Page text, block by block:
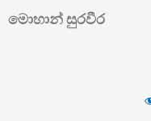
මොහාන් සුරවීර